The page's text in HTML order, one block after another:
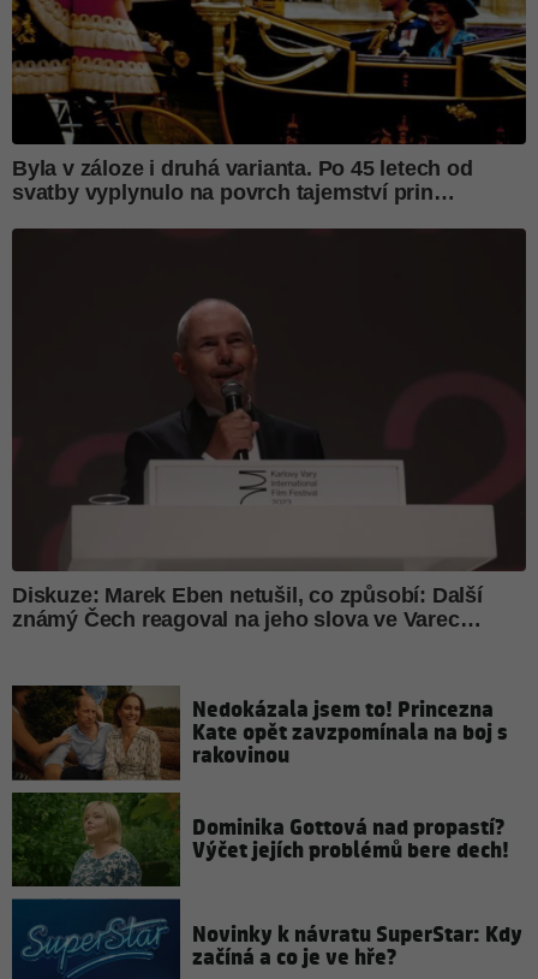
Nedokázala jsem to! Princezna
Kate opět zavzpomínala na boj s
rakovinou
Dominika Gottová nad propastí?
Výčet jejích problémů bere dech!
Novinky k návratu SuperStar: Kdy
začíná a co je ve hře?